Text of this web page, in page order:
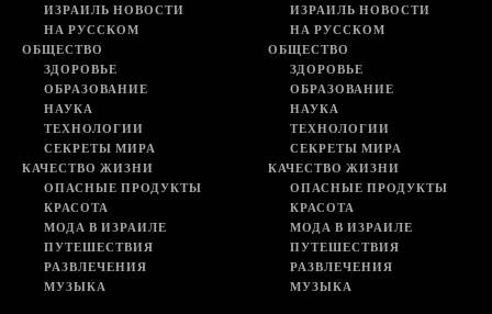
ИЗРАИЛЬ НОВОСТИ
НА РУССКОМ
ОБЩЕСТВО
ЗДОРОВЬЕ
ОБРАЗОВАНИЕ
НАУКА
ТЕХНОЛОГИИ
СЕКРЕТЫ МИРА
КАЧЕСТВО ЖИЗНИ
ОПАСНЫЕ ПРОДУКТЫ
КРАСОТА
МОДА В ИЗРАИЛЕ
ПУТЕШЕСТВИЯ
РАЗВЛЕЧЕНИЯ
МУЗЫКА
ИЗРАИЛЬ НОВОСТИ
НА РУССКОМ
ОБЩЕСТВО
ЗДОРОВЬЕ
ОБРАЗОВАНИЕ
НАУКА
ТЕХНОЛОГИИ
СЕКРЕТЫ МИРА
КАЧЕСТВО ЖИЗНИ
ОПАСНЫЕ ПРОДУКТЫ
КРАСОТА
МОДА В ИЗРАИЛЕ
ПУТЕШЕСТВИЯ
РАЗВЛЕЧЕНИЯ
МУЗЫКА